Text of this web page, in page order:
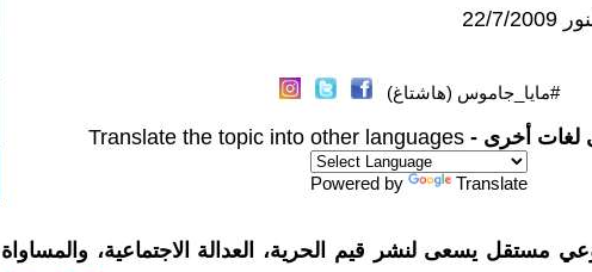
#مايا_جاموس (هاشتاغ)
لغات أخرى - Translate the topic into other languages
Powered by Translate
مستقل يسعى لنشر قيم الحرية، العدالة الاجتماعية، والمساواة